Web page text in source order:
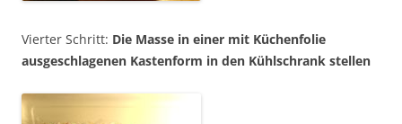
Vierter Schritt: Die Masse in einer mit Küchenfolie
ausgeschlagenen Kastenform in den Kühlschrank stellen